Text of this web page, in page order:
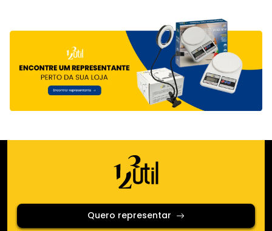
Quero representar